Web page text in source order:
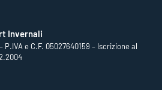
Invernali
P.IVA e C.F. 05027640159 – Iscrizione al